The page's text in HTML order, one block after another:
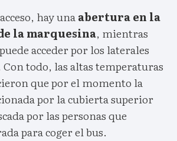
hay unaabertura en la
la marquesina, mientras
acceder por los laterales
todo, las altas temperaturas
que por el momento la
por la cubierta superior
por las personas que
para coger el bus.